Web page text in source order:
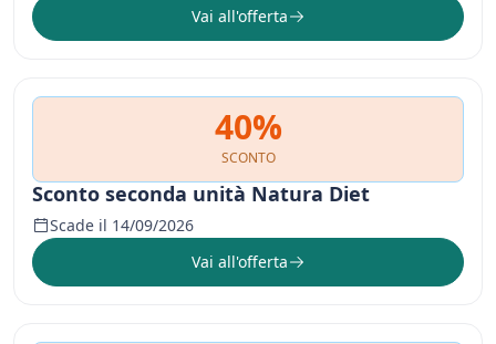
Vai all'offerta
40%
SCONTO
Sconto seconda unità Natura Diet
Scade il 14/09/2026
Vai all'offerta